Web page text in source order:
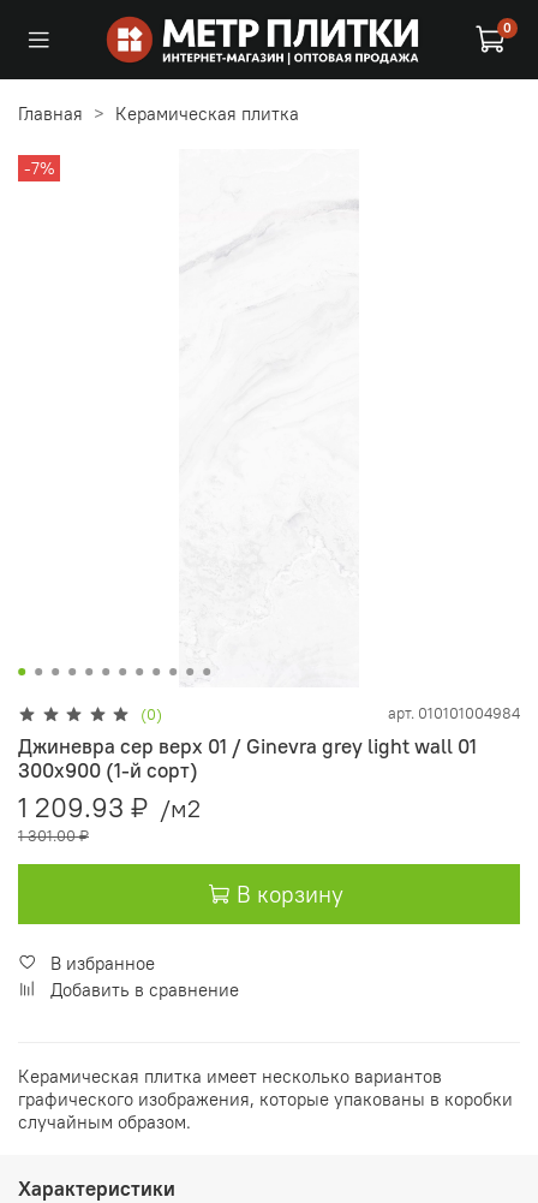
0
Главная Керамическая плитка
-7%
(0) арт. 010101004984
Джиневра сер верх 01 / Ginevra grey light wall 01
300х900 (1-й сорт)
1 209.93 ₽ /м2
1 301.00 ₽
В корзину
В избранное
Добавить в сравнение
Керамическая плитка имеет несколько вариантов
графического изображения, которые упакованы в коробки
случайным образом.
Характеристики